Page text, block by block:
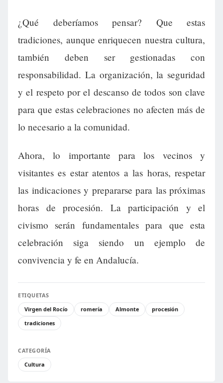
¿Qué deberíamos pensar? Que estas
tradiciones, aunque enriquecen nuestra cultura,
también deben ser gestionadas con
responsabilidad. La organización, la seguridad
y el respeto por el descanso de todos son clave
para que estas celebraciones no afecten más de
lo necesario a la comunidad.
Ahora, lo importante para los vecinos y
visitantes es estar atentos a las horas, respetar
las indicaciones y prepararse para las próximas
horas de procesión. La participación y el
civismo serán fundamentales para que esta
celebración siga siendo un ejemplo de
convivencia y fe en Andalucía.
ETIQUETAS
Virgen del Rocío
romería Almonte
procesión
tradiciones
CATEGORÍA
Cultura